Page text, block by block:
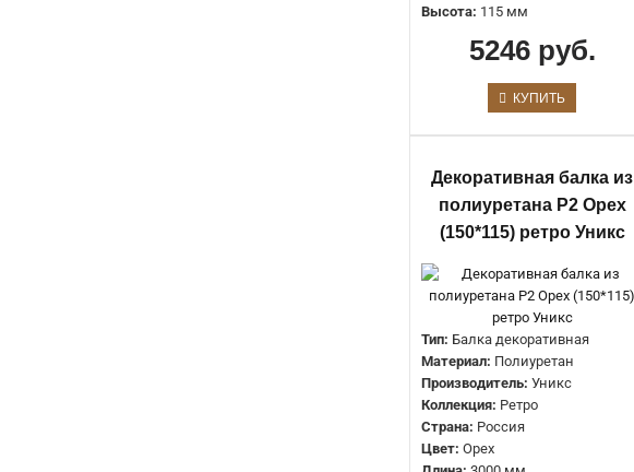
Высота: 115 мм
5246 руб.
КУПИТЬ
Декоративная балка из
полиуретана Р2 Орех
(150*115) ретро Уникс
Тип: Балка декоративная
Материал: Полиуретан
Производитель: Уникс
Коллекция: Ретро
Страна: Россия
Цвет: Орех